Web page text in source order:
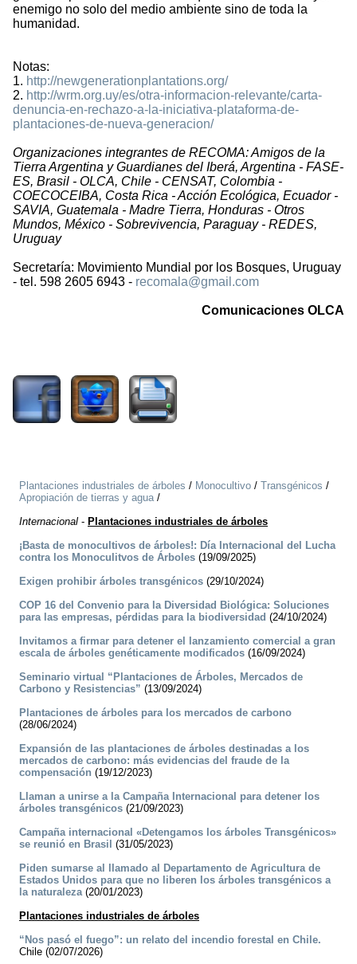
enemigo no solo del medio ambiente sino de toda la
humanidad.
Notas:
1. http://newgenerationplantations.org/
2. http://wrm.org.uy/es/otra-informacion-relevante/carta-
denuncia-en-rechazo-a-la-iniciativa-plataforma-de-
plantaciones-de-nueva-generacion/
Organizaciones integrantes de RECOMA: Amigos de la
Tierra Argentina y Guardianes del Iberá, Argentina - FASE-
ES, Brasil - OLCA, Chile - CENSAT, Colombia -
COECOCEIBA, Costa Rica - Acción Ecológica, Ecuador -
SAVIA, Guatemala - Madre Tierra, Honduras - Otros
Mundos, México - Sobrevivencia, Paraguay - REDES,
Uruguay
Secretaría: Movimiento Mundial por los Bosques, Uruguay
- tel. 598 2605 6943 - recomala@gmail.com
Comunicaciones OLCA
Plantaciones industriales de árboles / Monocultivo / Transgénicos /
Apropiación de tierras y agua/
Internacional - Plantaciones industriales de árboles
¡Basta de monocultivos de árboles!: Día Internacional del Lucha
contra los Monoculitvos de Árboles (19/09/2025)
Exigen prohibir árboles transgénicos (29/10/2024)
COP 16 del Convenio para la Diversidad Biológica: Soluciones
para las empresas, pérdidas para la biodiversidad (24/10/2024)
Invitamos a firmar para detener el lanzamiento comercial a gran
escala de árboles genéticamente modificados (16/09/2024)
Seminario virtual “Plantaciones de Árboles, Mercados de
Carbono y Resistencias” (13/09/2024)
Plantaciones de árboles para los mercados de carbono
(28/06/2024)
Expansión de las plantaciones de árboles destinadas a los
mercados de carbono: más evidencias del fraude de la
compensación (19/12/2023)
Llaman a unirse a la Campaña Internacional para detener los
árboles transgénicos (21/09/2023)
Campaña internacional «Detengamos los árboles Transgénicos»
se reunió en Brasil (31/05/2023)
Piden sumarse al llamado al Departamento de Agricultura de
Estados Unidos para que no liberen los árboles transgénicos a
la naturaleza(20/01/2023)
Plantaciones industriales de árboles
“Nos pasó el fuego”: un relato del incendio forestal en Chile.
Chile (02/07/2026)